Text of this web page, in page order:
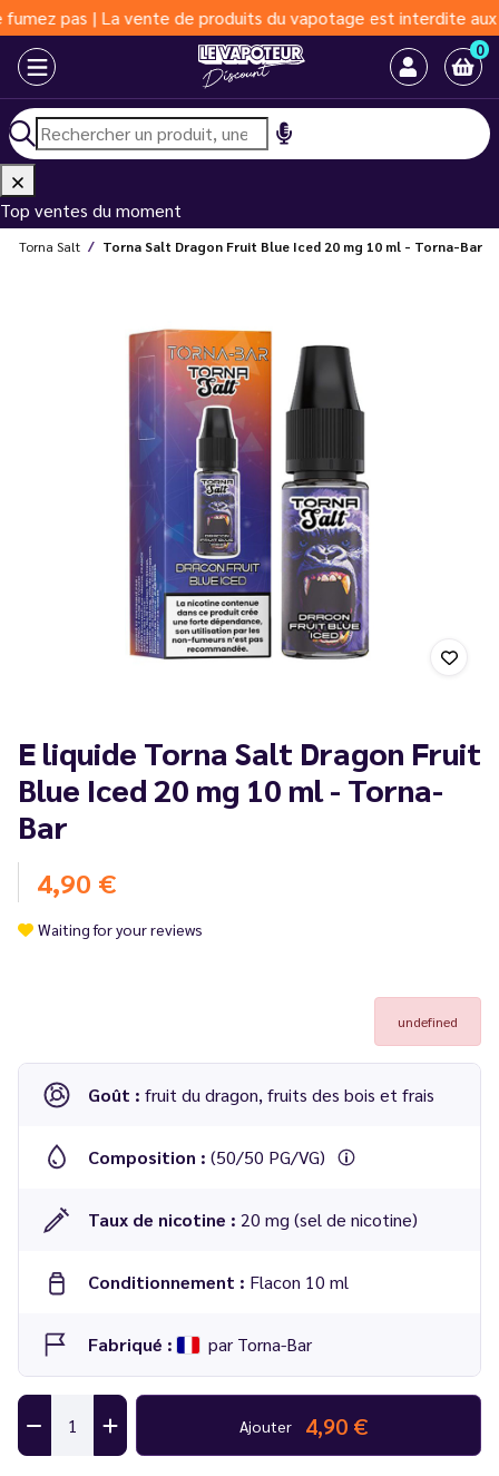
pas | La vente de produits du vapotage est interdite aux
0
Top ventes du moment
Torna Salt Torna Salt Dragon Fruit Blue Iced 20 mg 10 ml - Torna-Bar
E liquide Torna Salt Dragon Fruit
Blue Iced 20 mg 10 ml - Torna-
Bar
4,90 €
Waiting for your reviews
undefined
Goût : fruit du dragon, fruits des bois et frais
Composition : (50/50 PG/VG)
Taux de nicotine : 20 mg (sel de nicotine)
Conditionnement : Flacon 10 ml
Fabriqué : par Torna-Bar
Ajouter 4,90 €